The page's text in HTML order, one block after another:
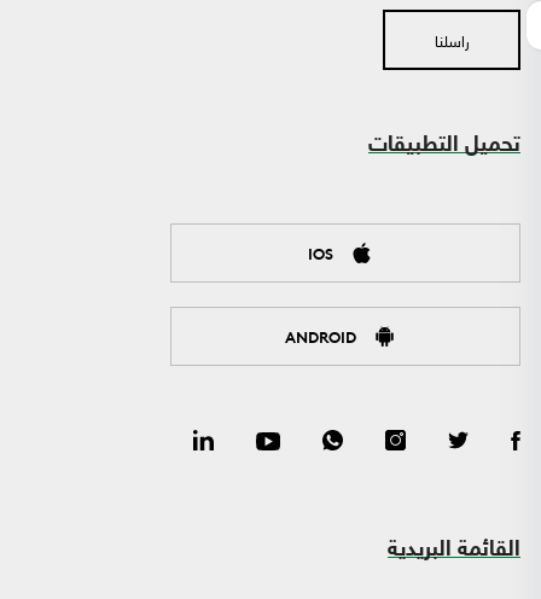
راسلنا
تحميل التطبيقات
IOS
ANDROID
القائمة البريدية